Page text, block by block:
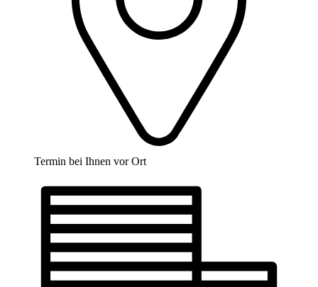
Termin bei Ihnen vor Ort